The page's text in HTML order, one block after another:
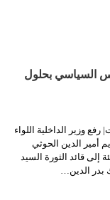
السياسي بحلول
رفع وزير الداخلية اللواء
أمير الدين الحوثي
إلى قائد الثورة السيد
بدر الدين…